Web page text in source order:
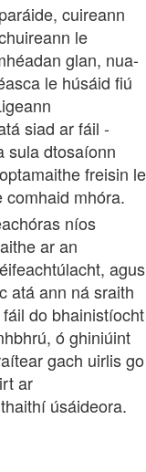
cuireann
le
glan, nua-
le húsáid fiú
siad ar fáil -
sula dtosaíonn
freisin le
comhaid mhóra.
níos
ar an
agus
atá ann ná sraith
do bhainistíocht
ó ghiniúint
gach uirlis go
ar
úsáideora.